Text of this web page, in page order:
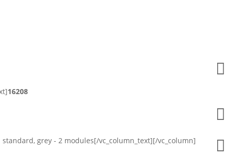
16208
standard, grey - 2 modules[/vc_column_text][/vc_column]


